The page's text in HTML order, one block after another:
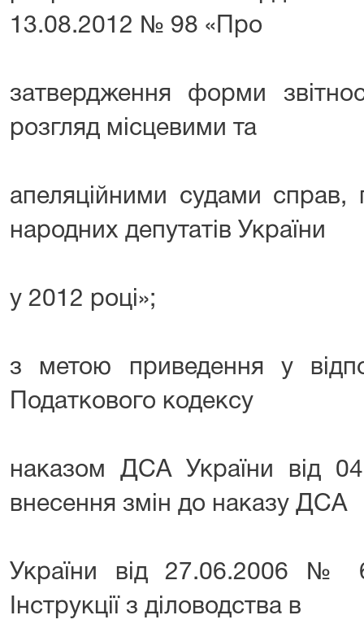
13.08.2012 № 98 «Про
затвердження форми
розгляд місцевими та
апеляційними судами справ,
народних депутатів України
у 2012 році»;
з метою приведення у
Податкового кодексу
наказом ДСА України від
внесення змін до наказу ДСА
України від 27.06.2006 №
Інструкції з діловодства в